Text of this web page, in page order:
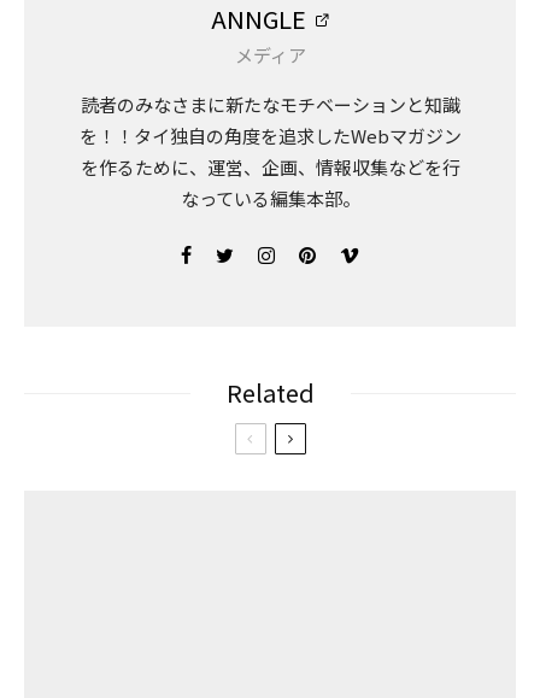
ANNGLE
メディア
読者のみなさまに新たなモチベーションと知識
を！！タイ独自の角度を追求したWebマガジン
を作るために、運営、企画、情報収集などを行
なっている編集本部。
Related